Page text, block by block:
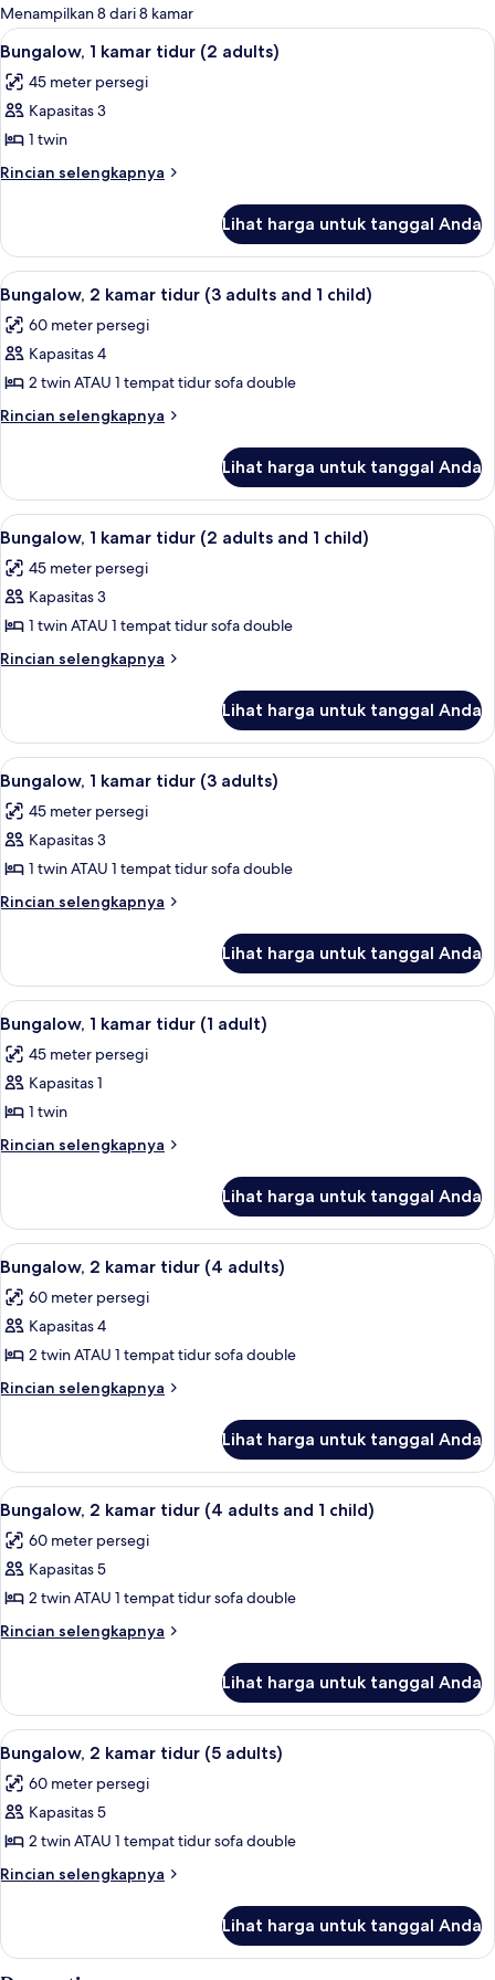
untuk
kamar
Menampilkan 8 dari 8 kamar
Lihat
semua
foto
untuk
Bungalow,
1
(2
adults)
1 kamar tidur, meja kerja, tempat
15
Bungalow, 1 kamar tidur (2 adults)
45 meter persegi
Kapasitas 3
1 twin
Rincian selengkapnya
Rincian
Bungalow,
kamar
tidur
(2
adults)
Lihat harga untuk tanggal Anda
Lihat
semua
foto
untuk
Bungalow,
2
(3
adults
and
1
child)
1 kamar tidur, meja kerja, tempat
15
Bungalow, 2 kamar tidur (3 adults and 1 child)
60 meter persegi
Kapasitas 4
2 twin ATAU 1 tempat tidur sofa double
Rincian selengkapnya
Rincian
Bungalow,
kamar
tidur
(3
adults
child)
Lihat harga untuk tanggal Anda
Lihat
semua
foto
untuk
Bungalow,
1
(2
adults
and
1
child)
1 kamar tidur, meja kerja, tempat
15
Bungalow, 1 kamar tidur (2 adults and 1 child)
45 meter persegi
Kapasitas 3
1 twin ATAU 1 tempat tidur sofa double
Rincian selengkapnya
Rincian
Bungalow,
kamar
tidur
(2
adults
child)
Lihat harga untuk tanggal Anda
Lihat
semua
foto
untuk
Bungalow,
1
(3
adults)
1 kamar tidur, meja kerja, tempat
15
Bungalow, 1 kamar tidur (3 adults)
45 meter persegi
Kapasitas 3
1 twin ATAU 1 tempat tidur sofa double
Rincian selengkapnya
Rincian
Bungalow,
kamar
tidur
(3
adults)
Lihat harga untuk tanggal Anda
Lihat
semua
foto
untuk
Bungalow,
1
(1
adult)
1 kamar tidur, meja kerja, tempat
15
Bungalow, 1 kamar tidur (1 adult)
45 meter persegi
Kapasitas 1
1 twin
Rincian selengkapnya
Rincian
Bungalow,
kamar
tidur
(1
adult)
Lihat harga untuk tanggal Anda
Lihat
semua
foto
untuk
Bungalow,
2
(4
adults)
1 kamar tidur, meja kerja, tempat
15
Bungalow, 2 kamar tidur (4 adults)
60 meter persegi
Kapasitas 4
2 twin ATAU 1 tempat tidur sofa double
Rincian selengkapnya
Rincian
Bungalow,
kamar
tidur
(4
adults)
Lihat harga untuk tanggal Anda
Lihat
semua
foto
untuk
Bungalow,
2
(4
adults
and
1
child)
1 kamar tidur, meja kerja, tempat
15
Bungalow, 2 kamar tidur (4 adults and 1 child)
60 meter persegi
Kapasitas 5
2 twin ATAU 1 tempat tidur sofa double
Rincian selengkapnya
Rincian
Bungalow,
kamar
tidur
(4
adults
child)
Lihat harga untuk tanggal Anda
Lihat
semua
foto
untuk
Bungalow,
2
(5
1 kamar tidur, meja kerja, tempat
14
Bungalow, 2 kamar tidur (5 adults)
60 meter persegi
Kapasitas 5
2 twin ATAU 1 tempat tidur sofa double
Rincian selengkapnya
Rincian
Bungalow,
2
Lihat harga untuk tanggal Anda